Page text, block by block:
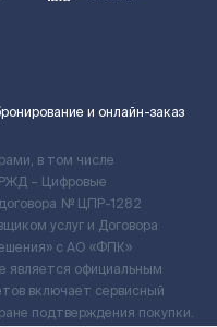
и онлайн-заказ
в том числе
– Цифровые
№ ЦПР-1282
услуг и Договора
c АО «ФПК»
официальным
включает сервисный
подтверждения покупки.